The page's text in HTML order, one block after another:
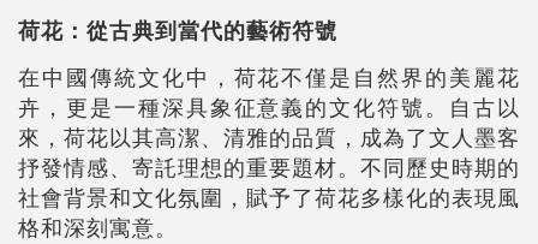
荷花：從古典到當代的藝術符號
在中國傳統文化中，荷花不僅是自然界的美麗花
卉，更是一種深具象征意義的文化符號。自古以
來，荷花以其高潔、清雅的品質，成為了文人墨客
抒發情感、寄託理想的重要題材。不同歷史時期的
社會背景和文化氛圍，賦予了荷花多樣化的表現風
格和深刻寓意。